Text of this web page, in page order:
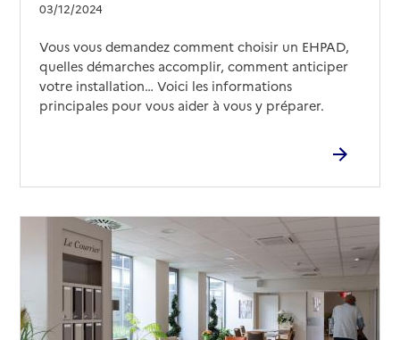
03/12/2024
Vous vous demandez comment choisir un EHPAD,
quelles démarches accomplir, comment anticiper
votre installation… Voici les informations
principales pour vous aider à vous y préparer.